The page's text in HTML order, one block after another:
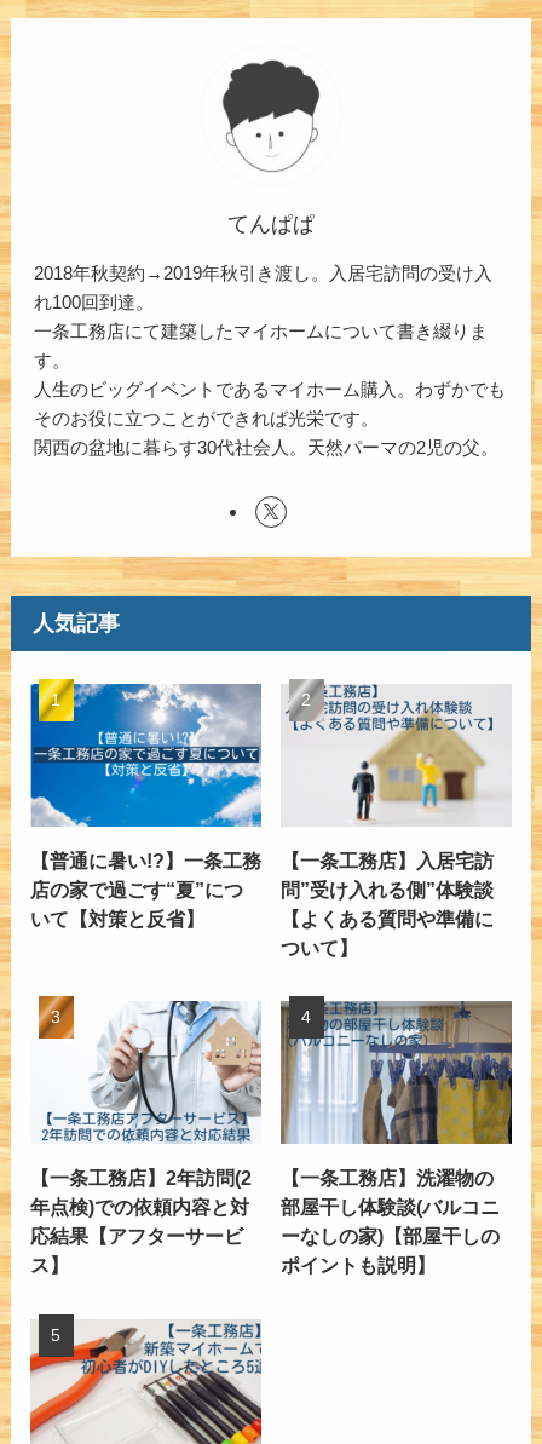
てんぱぱ
2018年秋契約→2019年秋引き渡し。入居宅訪問の受け入
れ100回到達。
一条工務店にて建築したマイホームについて書き綴りま
す。
人生のビッグイベントであるマイホーム購入。わずかでも
そのお役に立つことができれば光栄です。
関西の盆地に暮らす30代社会人。天然パーマの2児の父。
人気記事
【普通に暑い!?】一条工務
店の家で過ごす“夏”につ
いて【対策と反省】
【一条工務店】入居宅訪
問”受け入れる側”体験談
【よくある質問や準備に
ついて】
【一条工務店】2年訪問(2
年点検)での依頼内容と対
応結果【アフターサービ
ス】
【一条工務店】洗濯物の
部屋干し体験談(バルコニ
ーなしの家)【部屋干しの
ポイントも説明】